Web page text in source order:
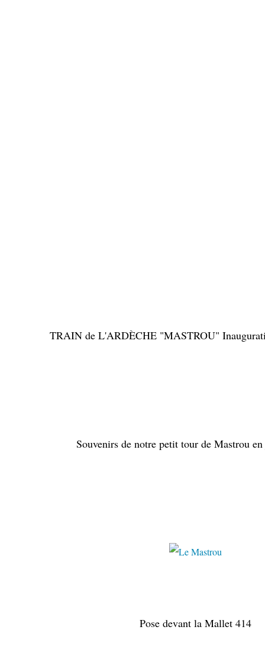
TRAIN de L'ARDÈCHE "MASTROU"
Souvenirs de notre petit tour de Mastrou
Pose devant la Mallet 414